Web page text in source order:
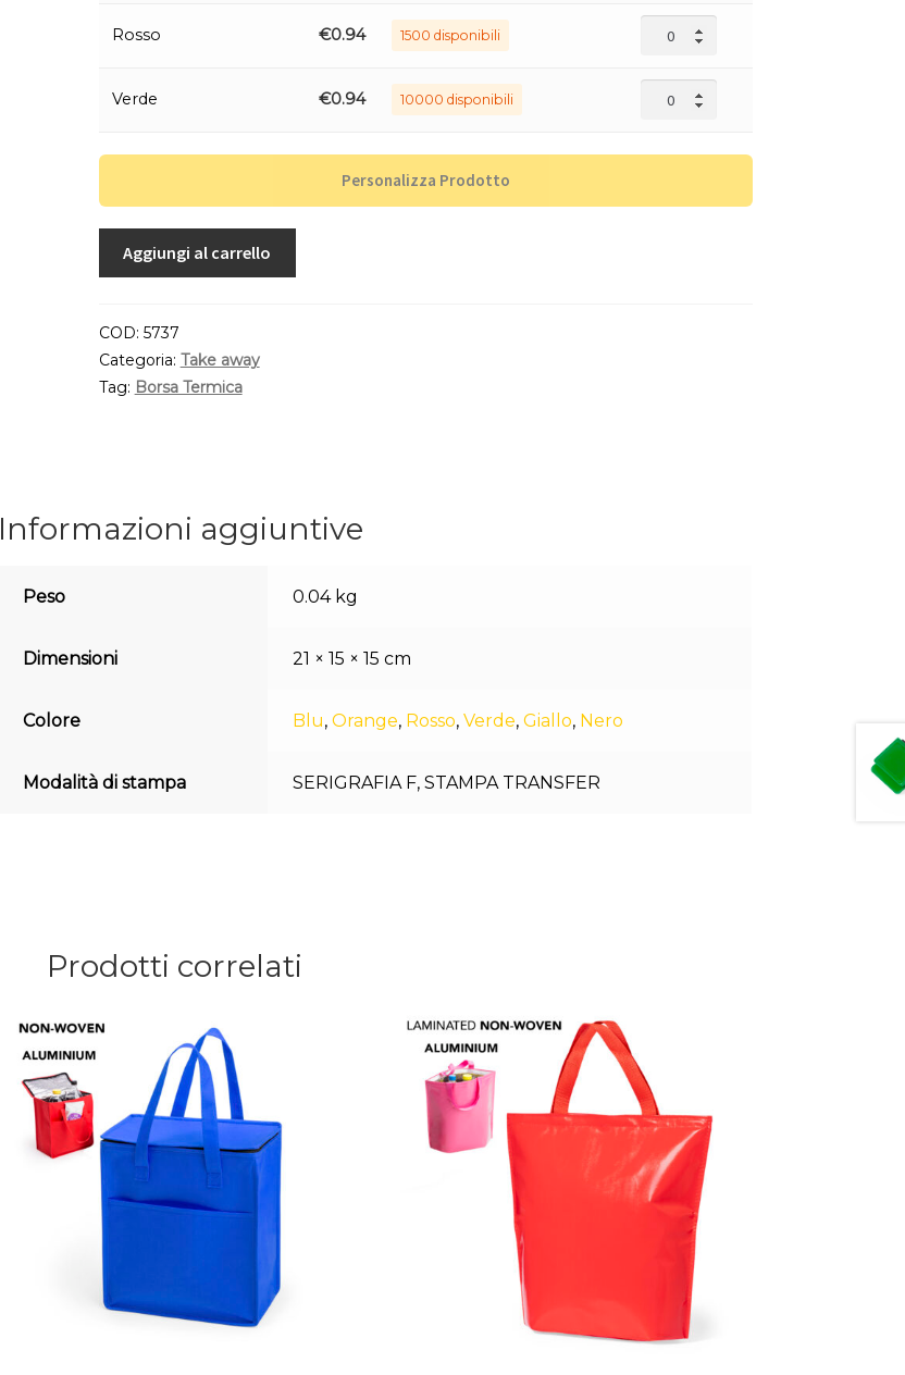
Rosso €0.94 1500 disponibili
Verde €0.94 10000 disponibili
Personalizza Prodotto
Aggiungi al carrello
COD: 5737
Categoria: Take away
Tag: Borsa Termica
Informazioni aggiuntive
Peso 0.04 kg
Dimensioni 21 × 15 × 15 cm
Colore Blu, Orange, Rosso, Verde, Giallo, Nero
Modalità di stampa SERIGRAFIA F, STAMPA TRANSFER
Prodotti correlati